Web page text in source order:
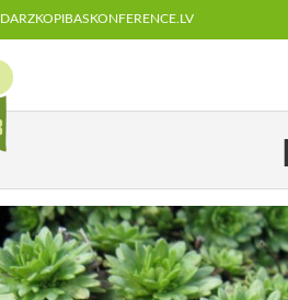
DARZKOPIBASKONFERENCE.LV